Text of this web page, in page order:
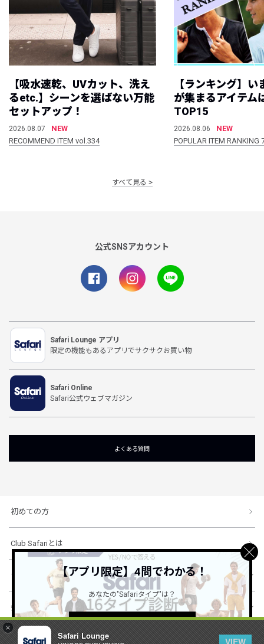
×
Safari Lounge
VIEW
【吸水速乾、UVカット、洗え
るetc.】シーンを選ばない万能
セットアップ！
2026.08.07
NEW
RECOMMEND ITEM vol.334
【ランキング】
が集まるアイテム
TOP15
2026.08.06
NEW
POPULAR ITEM
すべて見る
公式SNSアカウント
Safari Lounge アプリ
限定の機能もあるアプリでサクサクお買い物
Safari Online
Safari公式ウェブマガジン
よくある質問
初めての方
Club Safariとは
ショッピングガイド
会社概要・規約
【アプリ限定】4問でわかる！
あなたの"Safariタイプ"は？
詳しくはこちら ＞